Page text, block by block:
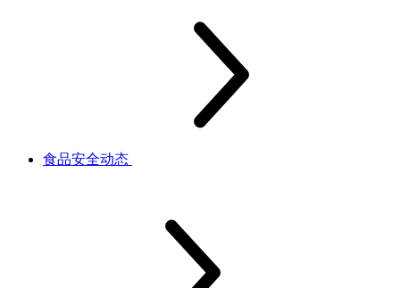
食品安全动态